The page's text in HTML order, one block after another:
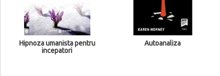
Hipnoza umanista pentru
incepatori
Autoanaliza